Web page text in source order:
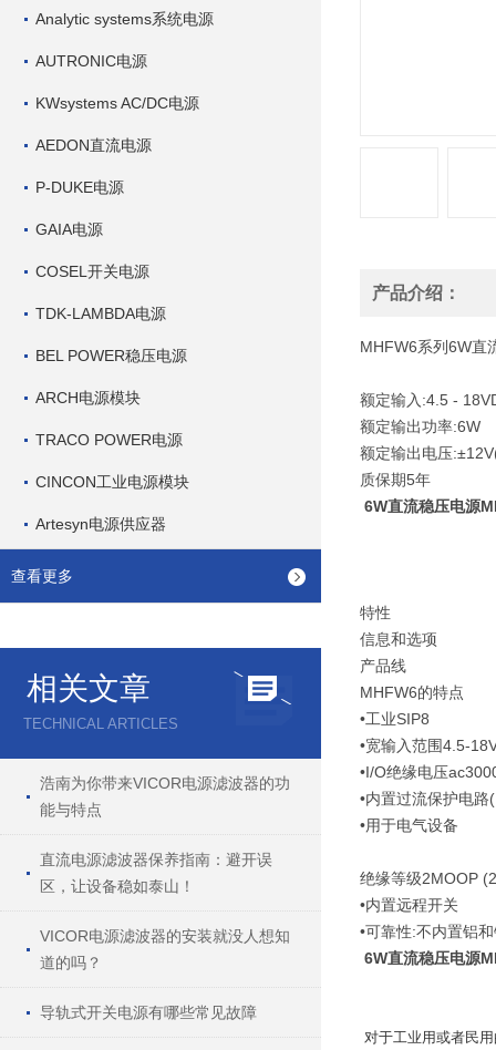
Analytic systems系统电源
AUTRONIC电源
KWsystems AC/DC电源
AEDON直流电源
P-DUKE电源
GAIA电源
COSEL开关电源
TDK-LAMBDA电源
BEL POWER稳压电源
ARCH电源模块
TRACO POWER电源
CINCON工业电源模块
Artesyn电源供应器
查看更多
相关文章
TECHNICAL ARTICLES
浩南为你带来VICOR电源滤波器的功
能与特点
直流电源滤波器保养指南：避开误
区，让设备稳如泰山！
VICOR电源滤波器的安装就没人想知
道的吗？
导轨式开关电源有哪些常见故障
产品介绍：
MHFW6系列6W直
额定输入 :4.5 -
额定输出功率:6W
额定输出电压
质保期5年
6W直流稳压电源
特性
信息和选项
产品线
MHFW6的特点
•工业SIP8
•宽输入范围4.5-
•I/O绝缘电压
•内置过流保护电路(
•用于电气设备
绝缘等级2MOOP
•内置远程开关
•可靠性:不内置铝
6W直流稳压电源
对于工业用或者民